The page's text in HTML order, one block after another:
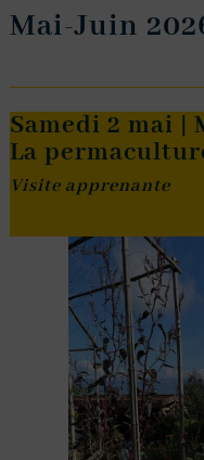
Mai-Juin
Samedi 2 mai |
La
Visite apprenante